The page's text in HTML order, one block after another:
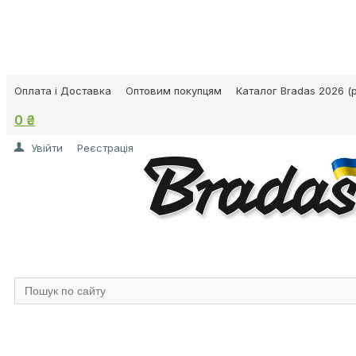
Оплата і Доставка Оптовим покупцям Каталог Bradas 2026
0 ₴
Увійти Реєстрація